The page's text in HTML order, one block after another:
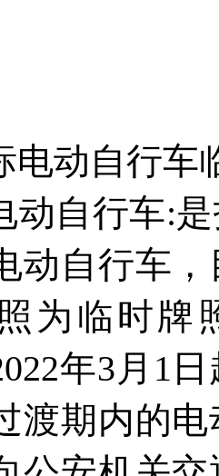
电动自行车
动自行车:
动自行车
为 临时牌
年3月1
渡期内的